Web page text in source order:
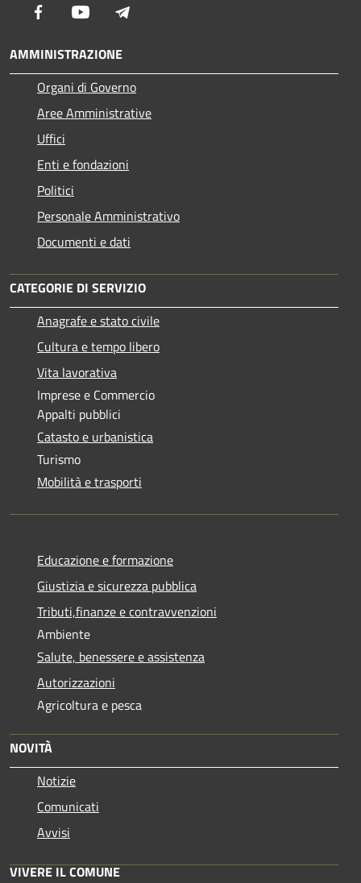
Facebook Youtube
AMMINISTRAZIONE
Organi di Governo
Aree Amministrative
Uffici
Enti e fondazioni
Politici
Personale Amministrativo
Documenti e dati
CATEGORIE DI SERVIZIO
Anagrafe e stato civile
Cultura e tempo libero
Vita lavorativa
Imprese e Commercio
Appalti pubblici
Catasto e urbanistica
Turismo
Mobilità e trasporti
Educazione e formazione
Giustizia e sicurezza pubblica
Tributi,finanze e contravvenzioni
Ambiente
Salute, benessere e assistenza
Autorizzazioni
Agricoltura e pesca
NOVITÀ
Notizie
Comunicati
Avvisi
VIVERE IL COMUNE